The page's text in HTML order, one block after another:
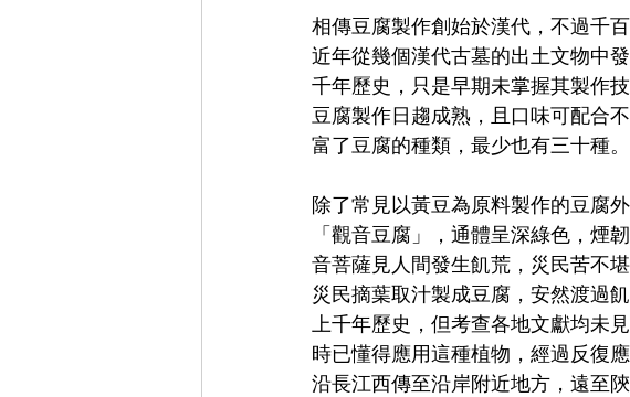
相傳豆腐製作創始於漢代，不過千
近年從幾個漢代古墓的出土文物中
千年歷史，只是早期未掌握其製作
豆腐製作日趨成熟，且口味可配合
富了豆腐的種類，最少也有三十種。
除了常見以黃豆為原料製作的豆腐
「觀音豆腐」，通體呈深綠色，煙
音菩薩見人間發生飢荒，災民苦不
災民摘葉取汁製成豆腐，安然渡過
上千年歷史，但考查各地文獻均未
時已懂得應用這種植物，經過反復
沿長江西傳至沿岸附近地方，遠至